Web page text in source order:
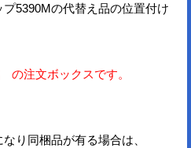
5390Mの代替え品の位置付け
の注文ボックスです。
り同梱品が有る場合は、